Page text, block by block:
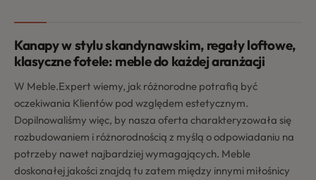
Kanapy w stylu skandynawskim, regały loftowe,
klasyczne fotele: meble do każdej aranżacji
W Meble.Expert wiemy, jak różnorodne potrafią być
oczekiwania Klientów pod względem estetycznym.
Dopilnowaliśmy więc, by nasza oferta charakteryzowała się
rozbudowaniem i różnorodnością z myślą o odpowiadaniu na
potrzeby nawet najbardziej wymagających. Meble
doskonałej jakości znajdą tu zatem między innymi miłośnicy